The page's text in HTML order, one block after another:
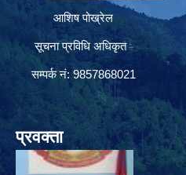
आशिष पोख्रेल
सूचना प्रविधि अधिकृत
सम्पर्क नं: 9857868021
प्रवक्ता